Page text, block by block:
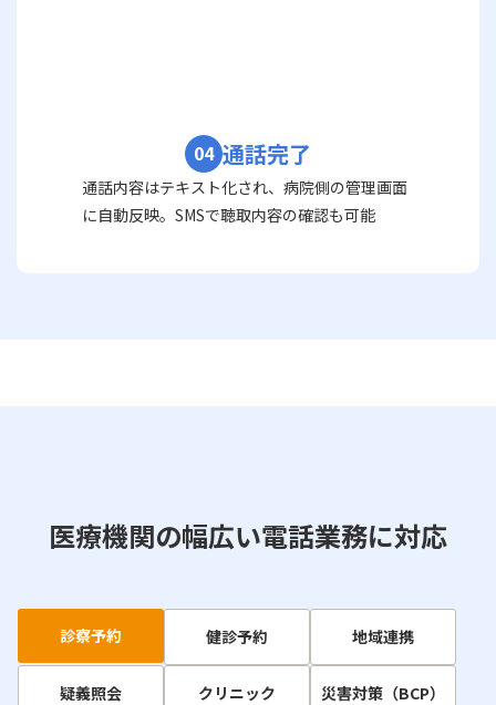
04 通話完了
通話内容はテキスト化され、病院側の管理画面
に自動反映。SMSで聴取内容の確認も可能
医療機関の幅広い電話業務に対応
診察予約 健診予約 地域連携
疑義照会 クリニック 災害対策（BCP）